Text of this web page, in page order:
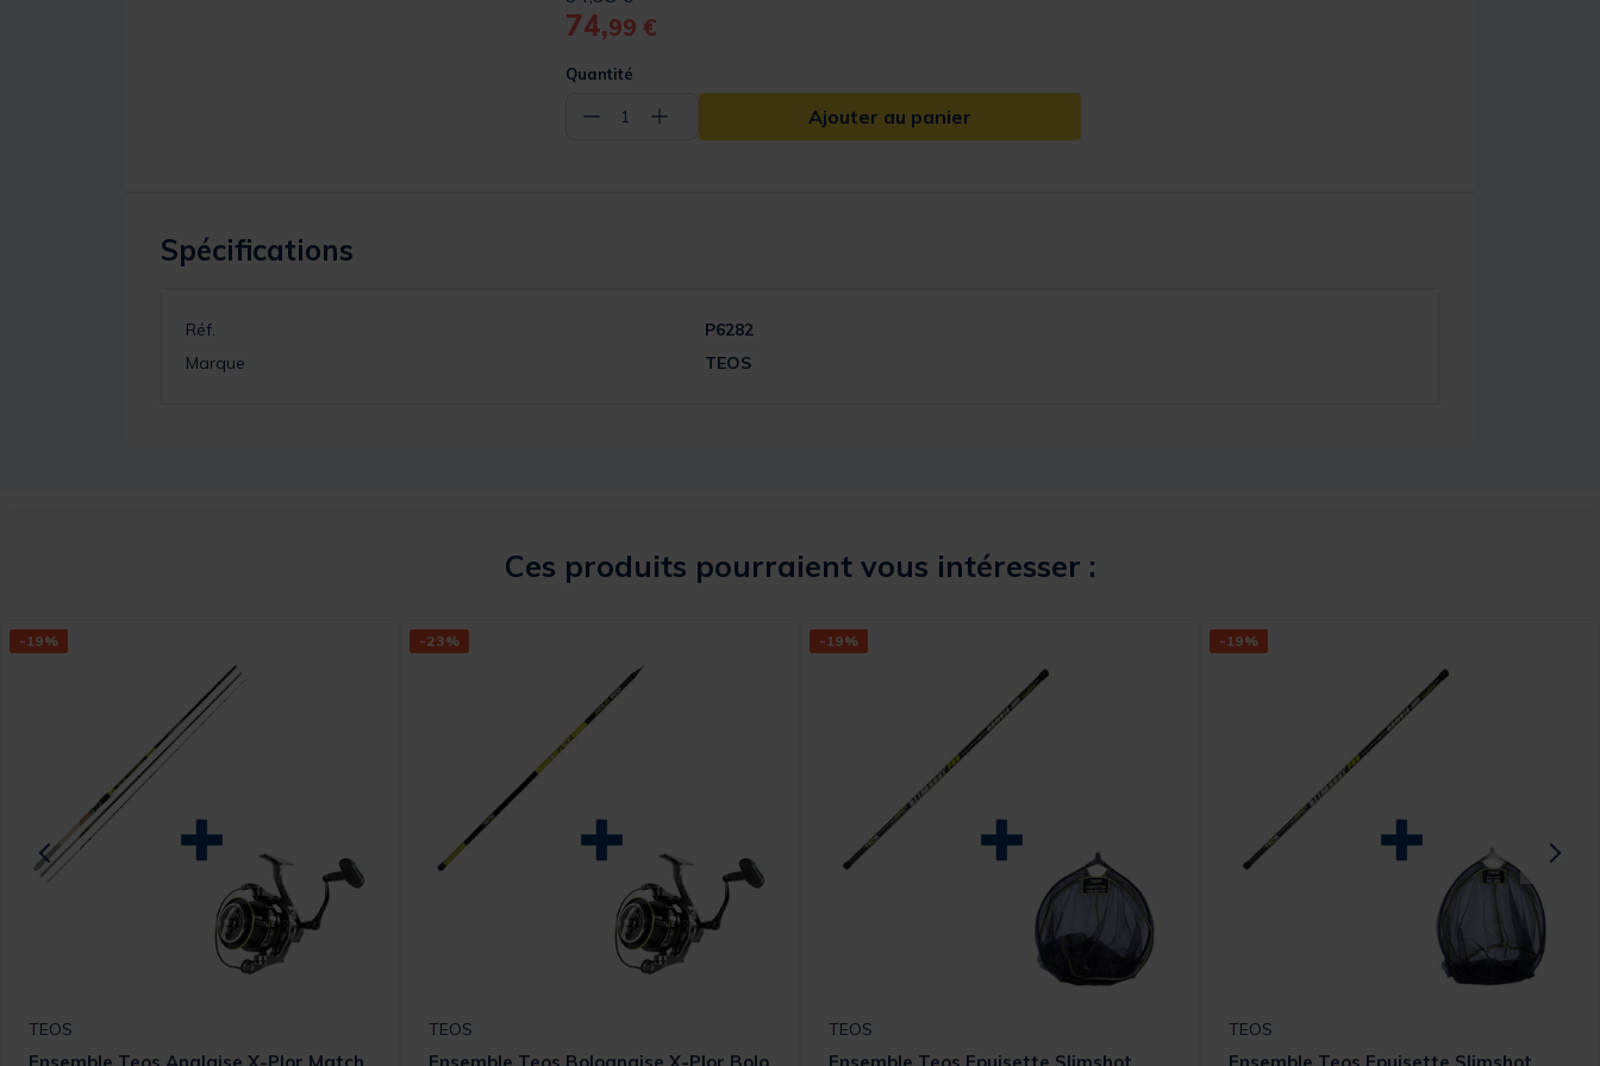
74,99 €
Quantité
− 1 + Ajouter au panier
Spécifications
Réf.
P6282
Marque
TEOS
Ces produits pourraient vous intéresser :
-19%
TEOS
-23%
TEOS
-19%
TEOS
-19%
TEOS